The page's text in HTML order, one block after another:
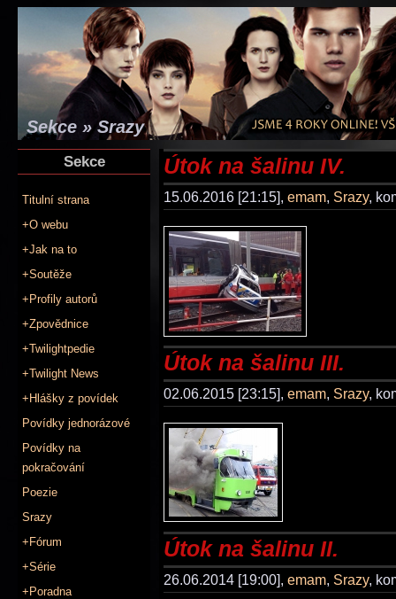
Sekce » Srazy
Sekce
Titulní strana
+O webu
+Jak na to
+Soutěže
+Profily autorů
+Zpovědnice
+Twilightpedie
+Twilight News
+Hlášky z povídek
Povídky jednorázové
Povídky na
pokračování
Poezie
Srazy
+Fórum
+Série
+Poradna
Útok na šalinu IV.
15.06.2016 [21:15], emam, Srazy,
Útok na šalinu III.
02.06.2015 [23:15], emam, Srazy,
Útok na šalinu II.
26.06.2014 [19:00], emam, Srazy,